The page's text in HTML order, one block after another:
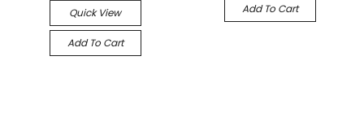
Quick View
Add To Cart
Add To Cart